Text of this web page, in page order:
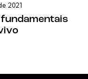
2021